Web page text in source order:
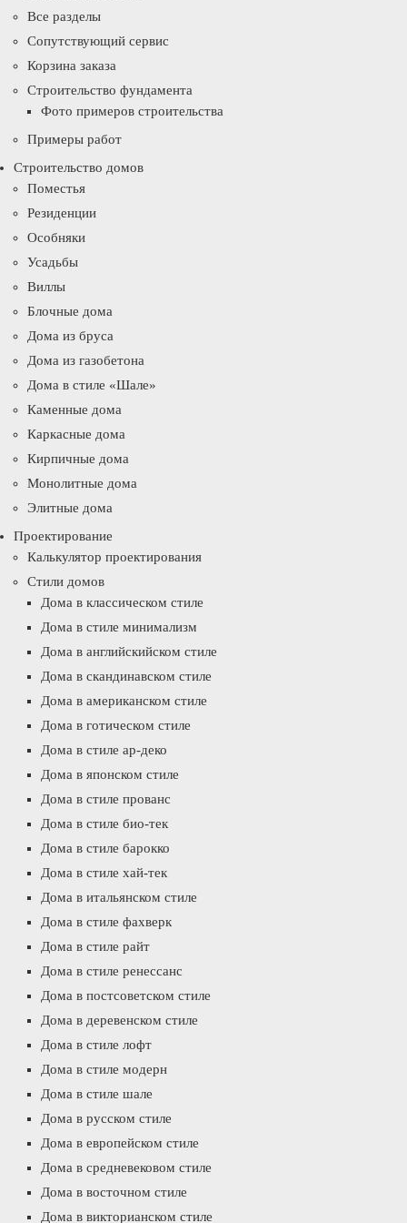
Все разделы
Сопутствующий сервис
Корзина заказа
Строительство фундамента
Фото примеров строительства
Примеры работ
Строительство домов
Поместья
Резиденции
Особняки
Усадьбы
Виллы
Блочные дома
Дома из бруса
Дома из газобетона
Дома в стиле «Шале»
Каменные дома
Каркасные дома
Кирпичные дома
Монолитные дома
Элитные дома
Проектирование
Калькулятор проектирования
Стили домов
Дома в классическом стиле
Дома в стиле минимализм
Дома в английскийском стиле
Дома в скандинавском стиле
Дома в американском стиле
Дома в готическом стиле
Дома в стиле ар-деко
Дома в японском стиле
Дома в стиле прованс
Дома в стиле био-тек
Дома в стиле барокко
Дома в стиле хай-тек
Дома в итальянском стиле
Дома в стиле фахверк
Дома в стиле райт
Дома в стиле ренессанс
Дома в постсоветском стиле
Дома в деревенском стиле
Дома в стиле лофт
Дома в стиле модерн
Дома в стиле шале
Дома в русском стиле
Дома в европейском стиле
Дома в средневековом стиле
Дома в восточном стиле
Дома в викторианском стиле